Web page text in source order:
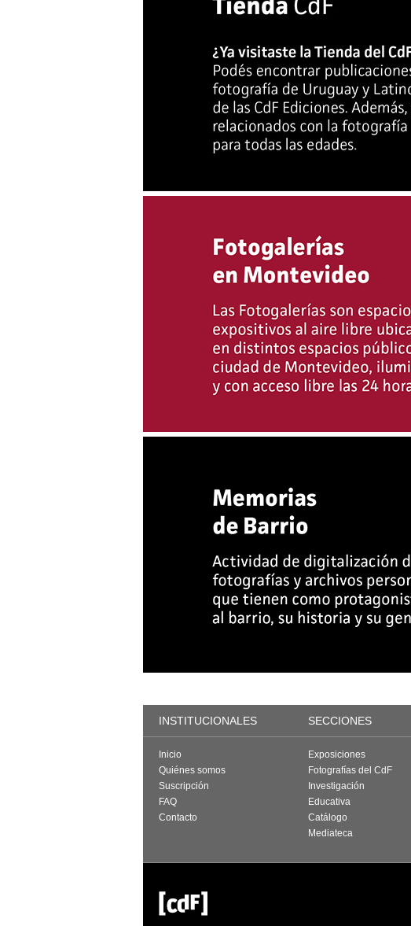
INSTITUCIONALES SECCIONES
Inicio
Quiénes somos
Suscripción
FAQ
Contacto
Exposiciones
Fotografías del CdF
Investigación
Educativa
Catálogo
Mediateca